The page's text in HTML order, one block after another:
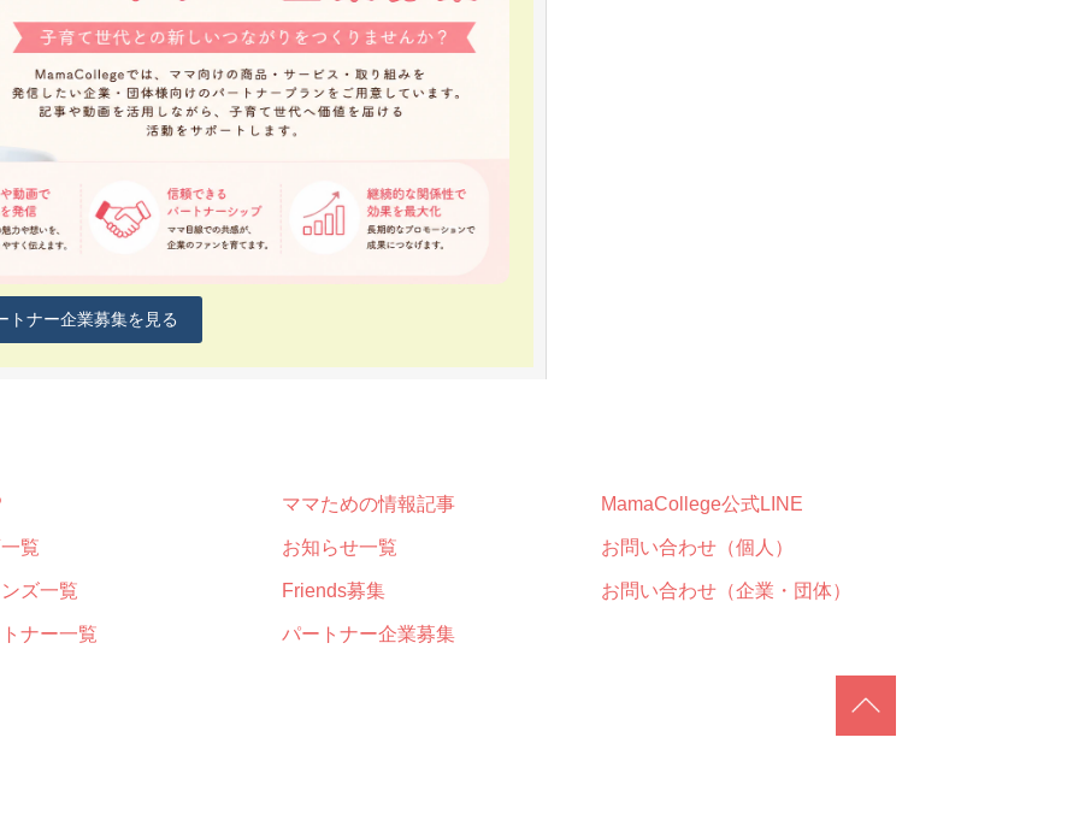
トナー企業募集を見る
覧
ズ一覧
ナー一覧
ママための情報記事
お知らせ一覧
Friends募集
パートナー企業募集
MamaCollege公式LINE
お問い合わせ（個人）
お問い合わせ（企業・団体）